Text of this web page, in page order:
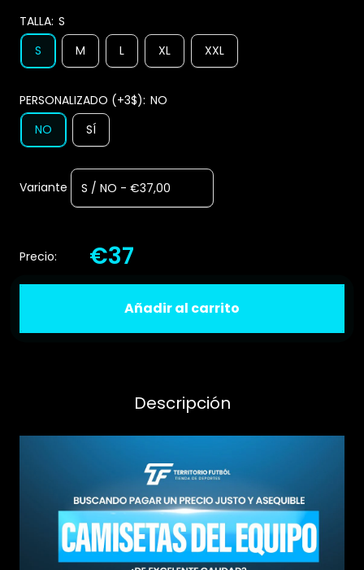
TALLA: S
S
M L XL XXL
PERSONALIZADO (+3$): NO
NO
SÍ
Variante
Precio: €37
Añadir al carrito
Descripción